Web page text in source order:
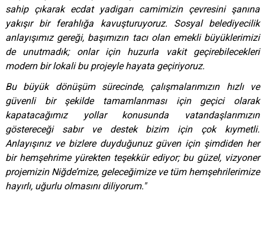
sahip çıkarak ecdat yadigarı camimizin çevresini şanına
yakışır bir ferahlığa kavuşturuyoruz. Sosyal belediyecilik
anlayışımız gereği, başımızın tacı olan emekli büyüklerimizi
de unutmadık; onlar için huzurla vakit geçirebilecekleri
modern bir lokali bu projeyle hayata geçiriyoruz.
Bu büyük dönüşüm sürecinde, çalışmalarımızın hızlı ve
güvenli bir şekilde tamamlanması için geçici olarak
kapatacağımız yollar konusunda vatandaşlarımızın
göstereceği sabır ve destek bizim için çok kıymetli.
Anlayışınız ve bizlere duyduğunuz güven için şimdiden her
bir hemşehrime yürekten teşekkür ediyor; bu güzel, vizyoner
projemizin Niğde’mize, geleceğimize ve tüm hemşehrilerimize
hayırlı, uğurlu olmasını diliyorum."